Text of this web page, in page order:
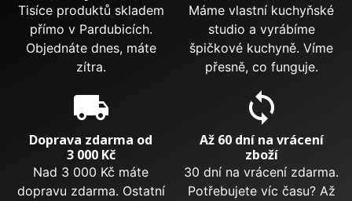
Tisíce produktů skladem
přímo v Pardubicích.
Objednáte dnes, máte
zítra.
Máme vlastní kuchyňské
studio a vyrábíme
špičkové kuchyně. Víme
přesně, co funguje.
local_shipping
Doprava zdarma od
3 000 Kč
Nad 3 000 Kč máte
dopravu zdarma. Ostatní
sync
Až 60 dní na vrácení
zboží
30 dní na vrácení zdarma.
Potřebujete víc času? Až